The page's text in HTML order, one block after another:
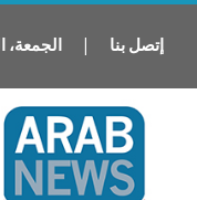
إتصل بنا | الجمعة،